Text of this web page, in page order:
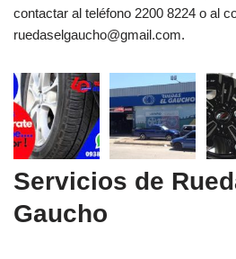
contactar al teléfono 2200 8224 o al
ruedaselgaucho@gmail.com.
Servicios de
Gaucho